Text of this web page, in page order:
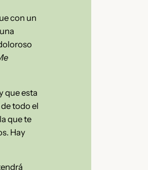
con un
que esta
todo el
que te
Hay